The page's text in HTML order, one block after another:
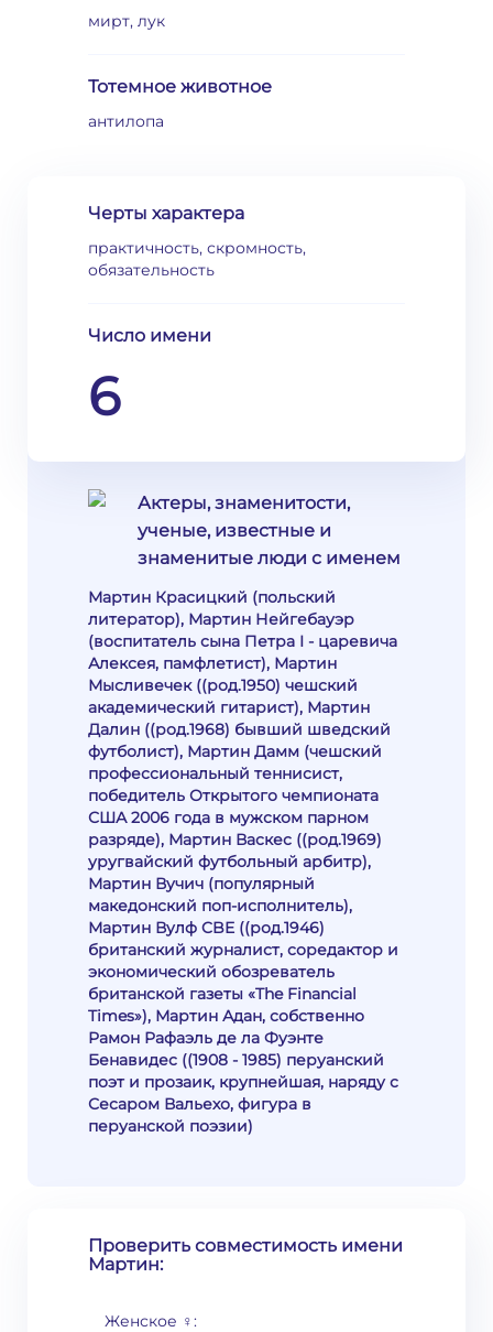
мирт, лук
Тотемное животное
антилопа
Черты характера
практичность, скромность,
обязательность
Число имени
6
Актеры, знаменитости,
ученые, известные и
знаменитые люди с именем
Мартин Красицкий (польский
литератор), Мартин Нейгебауэр
(воспитатель сына Петра I - царевича
Алексея, памфлетист), Мартин
Мысливечек ((род.1950) чешский
академический гитарист), Мартин
Далин ((род.1968) бывший шведский
футболист), Мартин Дамм (чешский
профессиональный теннисист,
победитель Открытого чемпионата
США 2006 года в мужском парном
разряде), Мартин Васкес ((род.1969)
уругвайский футбольный арбитр),
Мартин Вучич (популярный
македонский поп-исполнитель),
Мартин Вулф CBE ((род.1946)
британский журналист, соредактор и
экономический обозреватель
британской газеты «The Financial
Times»), Мартин Адан, собственно
Рамон Рафаэль де ла Фуэнте
Бенавидес ((1908 - 1985) перуанский
поэт и прозаик, крупнейшая, наряду с
Сесаром Вальехо, фигура в
перуанской поэзии)
Проверить совместимость имени
Мартин:
Женское ♀: